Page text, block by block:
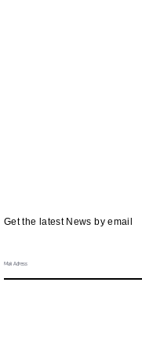
Get the latest News by email